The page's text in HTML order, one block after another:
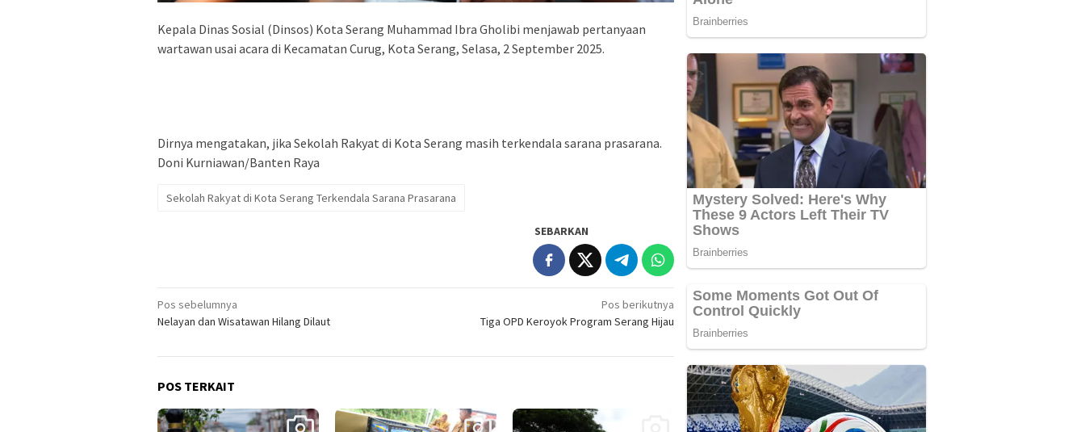
Kepala Dinas Sosial (Dinsos) Kota Serang Muhammad Ibra Gholibi menjawab pertanyaan
wartawan usai acara di Kecamatan Curug, Kota Serang, Selasa, 2 September 2025.
Dirnya mengatakan, jika Sekolah Rakyat di Kota Serang masih terkendala sarana prasarana.
Doni Kurniawan/Banten Raya
Sekolah Rakyat di Kota Serang Terkendala Sarana Prasarana
SEBARKAN
Navigasi
pos
Pos sebelumnya
Nelayan dan Wisatawan Hilang Dilaut
Pos berikutnya
Tiga OPD Keroyok Program Serang Hijau
POS TERKAIT